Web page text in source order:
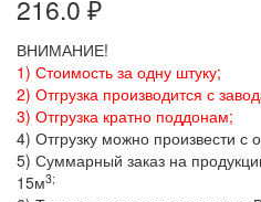
216.0 ₽
ВНИМАНИЕ!
1) Стоимость за одну штуку;
2) Отгрузка производится с
3) Отгрузка кратно поддонам;
4) Отгрузку можно произвести с
5) Суммарный заказ на
15м3;